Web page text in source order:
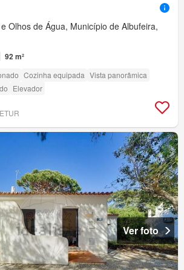
Olhos de Água, Município de Albufeira,
92 m²
Cozinha equipada Vista panorâmica
Elevador
Ver foto